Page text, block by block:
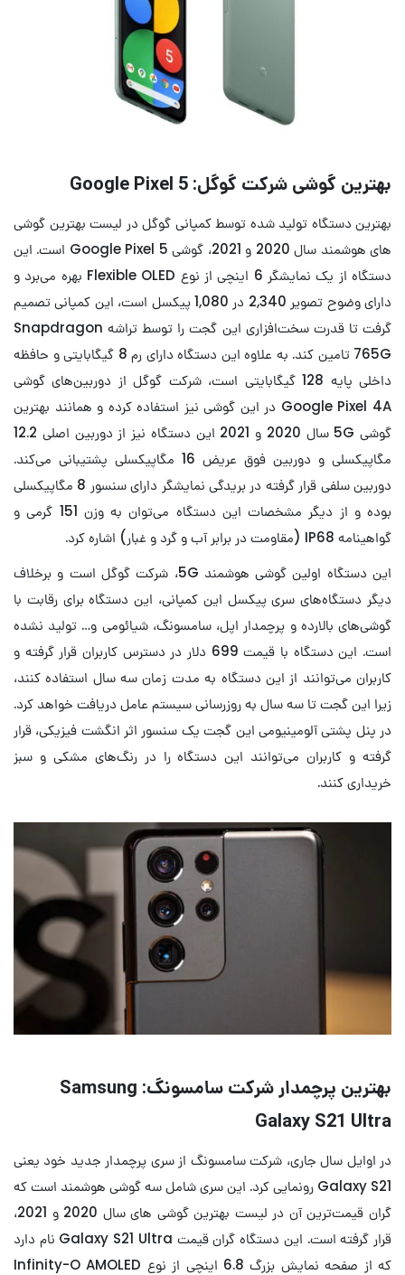
بهترین گوشی شرکت گوگل: Google Pixel 5
بهترین دستگاه تولید شده توسط کمپانی گوگل در لیست بهترین گوشی
های هوشمند سال 2020 و 2021،‌ گوشی Google Pixel 5 است. این
دستگاه از یک نمایشگر 6 اینچی از نوع Flexible OLED بهره می‌برد و
دارای وضوح تصویر 2,340 در 1,080 پیکسل است، این کمپانی تصمیم
گرفت تا قدرت سخت‌افزاری این گجت را توسط تراشه Snapdragon
765G تامین کند. به علاوه این دستگاه دارای رم 8 گیگابایتی و حافظه
داخلی پایه 128 گیگابایتی است، شرکت گوگل از دوربین‌های گوشی
Google Pixel 4A در این گوشی نیز استفاده کرده و همانند بهترین
گوشی 5G سال 2020 و 2021 این دستگاه نیز از دوربین اصلی 12.2
مگاپیکسلی و دوربین فوق عریض 16 مگاپیکسلی پشتیبانی می‌کند.
دوربین سلفی قرار گرفته در بریدگی نمایشگر دارای سنسور 8 مگاپیکسلی
بوده و از دیگر مشخصات این دستگاه می‌توان به وزن 151 گرمی و
گواهینامه IP68 (مقاومت در برابر آب و گرد و غبار) اشاره کرد.
این دستگاه اولین گوشی هوشمند 5G، شرکت گوگل است و برخلاف
دیگر دستگاه‌های سری پیکسل این کمپانی، این دستگاه برای رقابت با
گوشی‌های بالارده و پرچمدار اپل، سامسونگ، شیائومی و… تولید نشده
است. این دستگاه با قیمت 699 دلار در دسترس کاربران قرار گرفته و
کاربران می‌توانند از این دستگاه به مدت زمان سه سال استفاده کنند،
زیرا این گجت تا سه سال به روزرسانی سیستم عامل دریافت خواهد کرد.
در پنل پشتی آلومینیومی این گجت یک سنسور اثر انگشت فیزیکی، قرار
گرفته و کاربران می‌توانند این دستگاه را در رنگ‌های مشکی و سبز
خریداری کنند.
بهترین پرچمدار شرکت سامسونگ: Samsung
Galaxy S21 Ultra
در اوایل سال جاری، شرکت سامسونگ از سری پرچمدار جدید خود یعنی
Galaxy S21 رونمایی کرد. این سری شامل سه گوشی هوشمند است که
گران قیمت‌ترین آن در لیست بهترین گوشی های سال 2020 و 2021،
قرار گرفته است. این دستگاه گران قیمت Galaxy S21 Ultra نام دارد
که از صفحه نمایش بزرگ 6.8 اینچی از نوع Infinity-O AMOLED